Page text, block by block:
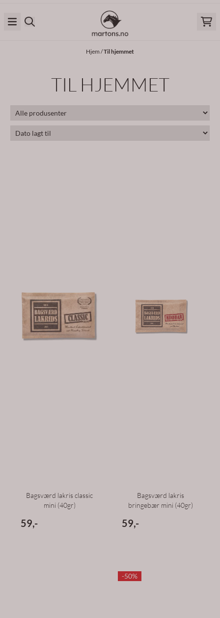
Hjem /Til hjemmet
TIL HJEMMET
Bagsværd lakris classic
mini (40gr)
59,-
Bagsværd lakris
bringebær mini (40gr)
59,-
-50%